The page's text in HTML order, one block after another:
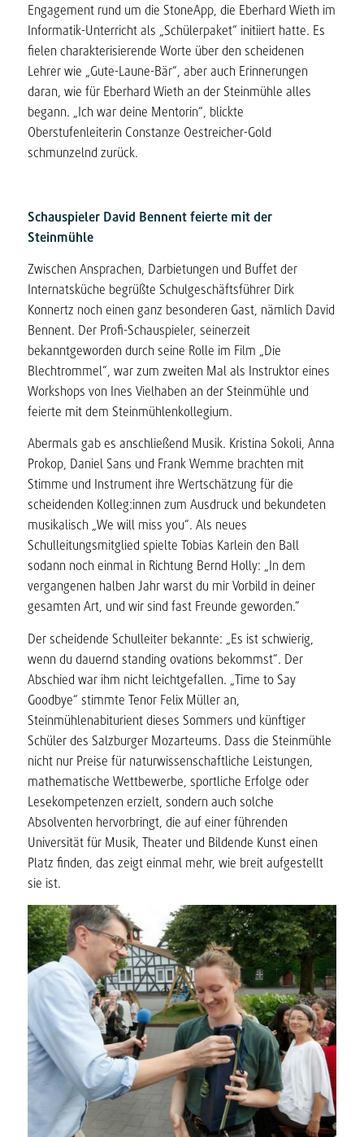
Engagement rund um die StoneApp, die Eberhard Wieth im
Informatik-Unterricht als „Schülerpaket“ initiiert hatte. Es
fielen charakterisierende Worte über den scheidenen
Lehrer wie „Gute-Laune-Bär“, aber auch Erinnerungen
daran, wie für Eberhard Wieth an der Steinmühle alles
begann. „Ich war deine Mentorin“, blickte
Oberstufenleiterin Constanze Oestreicher-Gold
schmunzelnd zurück.
Schauspieler David Bennent feierte mit der
Steinmühle
Zwischen Ansprachen, Darbietungen und Buffet der
Internatsküche begrüßte Schulgeschäftsführer Dirk
Konnertz noch einen ganz besonderen Gast, nämlich David
Bennent. Der Profi-Schauspieler, seinerzeit
bekanntgeworden durch seine Rolle im Film „Die
Blechtrommel“, war zum zweiten Mal als Instruktor eines
Workshops von Ines Vielhaben an der Steinmühle und
feierte mit dem Steinmühlenkollegium.
Abermals gab es anschließend Musik. Kristina Sokoli, Anna
Prokop, Daniel Sans und Frank Wemme brachten mit
Stimme und Instrument ihre Wertschätzung für die
scheidenden Kolleg:innen zum Ausdruck und bekundeten
musikalisch „We will miss you“. Als neues
Schulleitungsmitglied spielte Tobias Karlein den Ball
sodann noch einmal in Richtung Bernd Holly: „In dem
vergangenen halben Jahr warst du mir Vorbild in deiner
gesamten Art, und wir sind fast Freunde geworden.“
Der scheidende Schulleiter bekannte: „Es ist schwierig,
wenn du dauernd standing ovations bekommst“. Der
Abschied war ihm nicht leichtgefallen. „Time to Say
Goodbye“ stimmte Tenor Felix Müller an,
Steinmühlenabiturient dieses Sommers und künftiger
Schüler des Salzburger Mozarteums. Dass die Steinmühle
nicht nur Preise für naturwissenschaftliche Leistungen,
mathematische Wettbewerbe, sportliche Erfolge oder
Lesekompetenzen erzielt, sondern auch solche
Absolventen hervorbringt, die auf einer führenden
Universität für Musik, Theater und Bildende Kunst einen
Platz finden, das zeigt einmal mehr, wie breit aufgestellt
sie ist.